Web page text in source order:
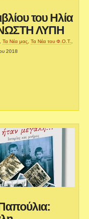
του Ηλία
ΛΥΠΗ
,Τα Νέα μας ,Τα Νέα του Φ.Ο.Τ.
2018